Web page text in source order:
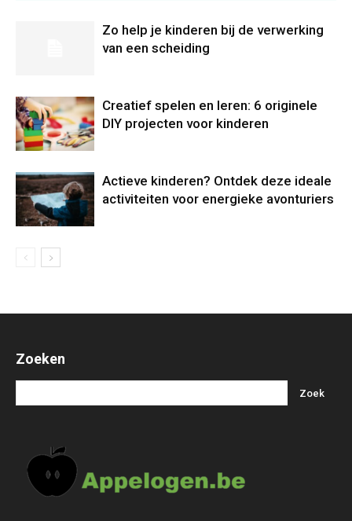
Zo help je kinderen bij de verwerking
van een scheiding
Creatief spelen en leren: 6 originele
DIY projecten voor kinderen
Actieve kinderen? Ontdek deze ideale
activiteiten voor energieke avonturiers
Zoeken